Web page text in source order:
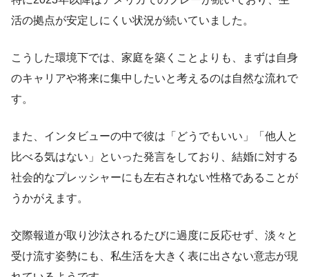
活の拠点が安定しにくい状況が続いていました。
こうした環境下では、家庭を築くことよりも、まずは自身
のキャリアや将来に集中したいと考えるのは自然な流れで
す。
また、インタビューの中で彼は「どうでもいい」「他人と
比べる気はない」といった発言をしており、結婚に対する
社会的なプレッシャーにも左右されない性格であることが
うかがえます。
交際報道が取り沙汰されるたびに過度に反応せず、淡々と
受け流す姿勢にも、私生活を大きく表に出さない意志が現